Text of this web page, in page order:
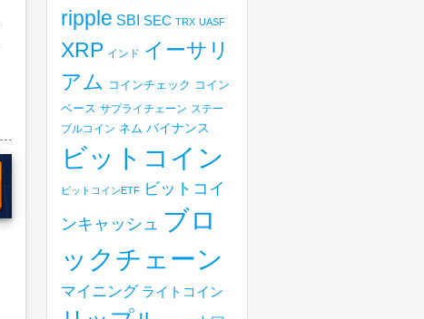
ripple SBI SEC TRX UASF
XRP インド イーサリ
アム コインチェック コイン
ベース サプライチェーン ステー
ブルコイン ネム バイナンス
ビットコイン
ビットコインETF
ビットコイ
ンキャッシュ ブロ
ックチェーン
マイニング ライトコイン